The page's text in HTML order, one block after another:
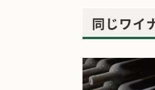
同じワイ